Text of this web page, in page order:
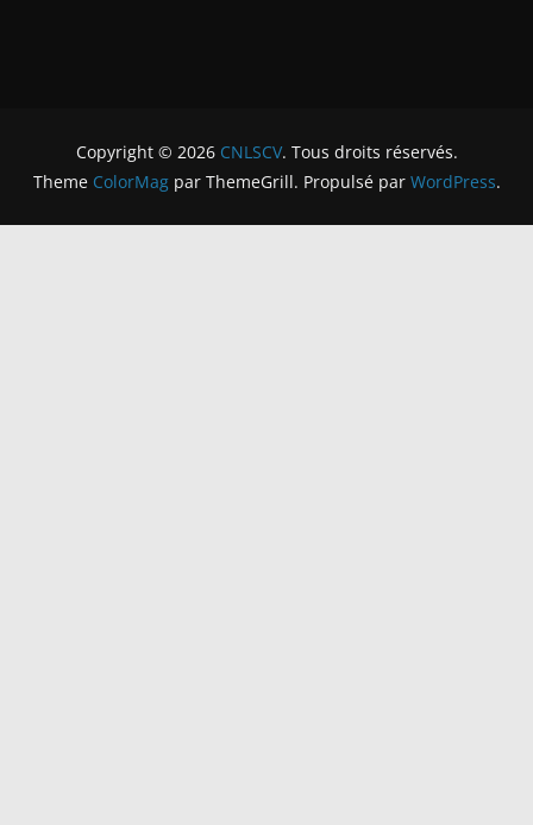
Copyright © 2026 CNLSCV. Tous droits réservés.
Theme ColorMagpar ThemeGrill. Propulsé par WordPress.